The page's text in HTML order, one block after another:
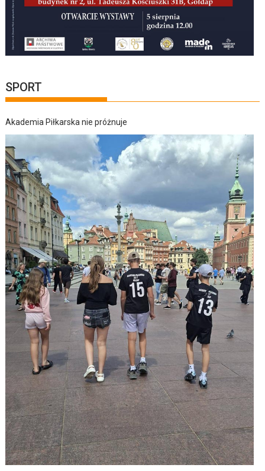
SPORT
Akademia Piłkarska nie próżnuje